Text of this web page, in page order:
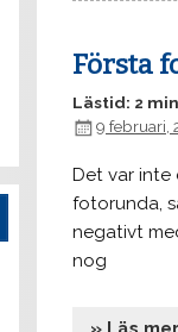
Första
Lästid: 2
9 februari,
Det var inte
fotorunda,
negativt
nog